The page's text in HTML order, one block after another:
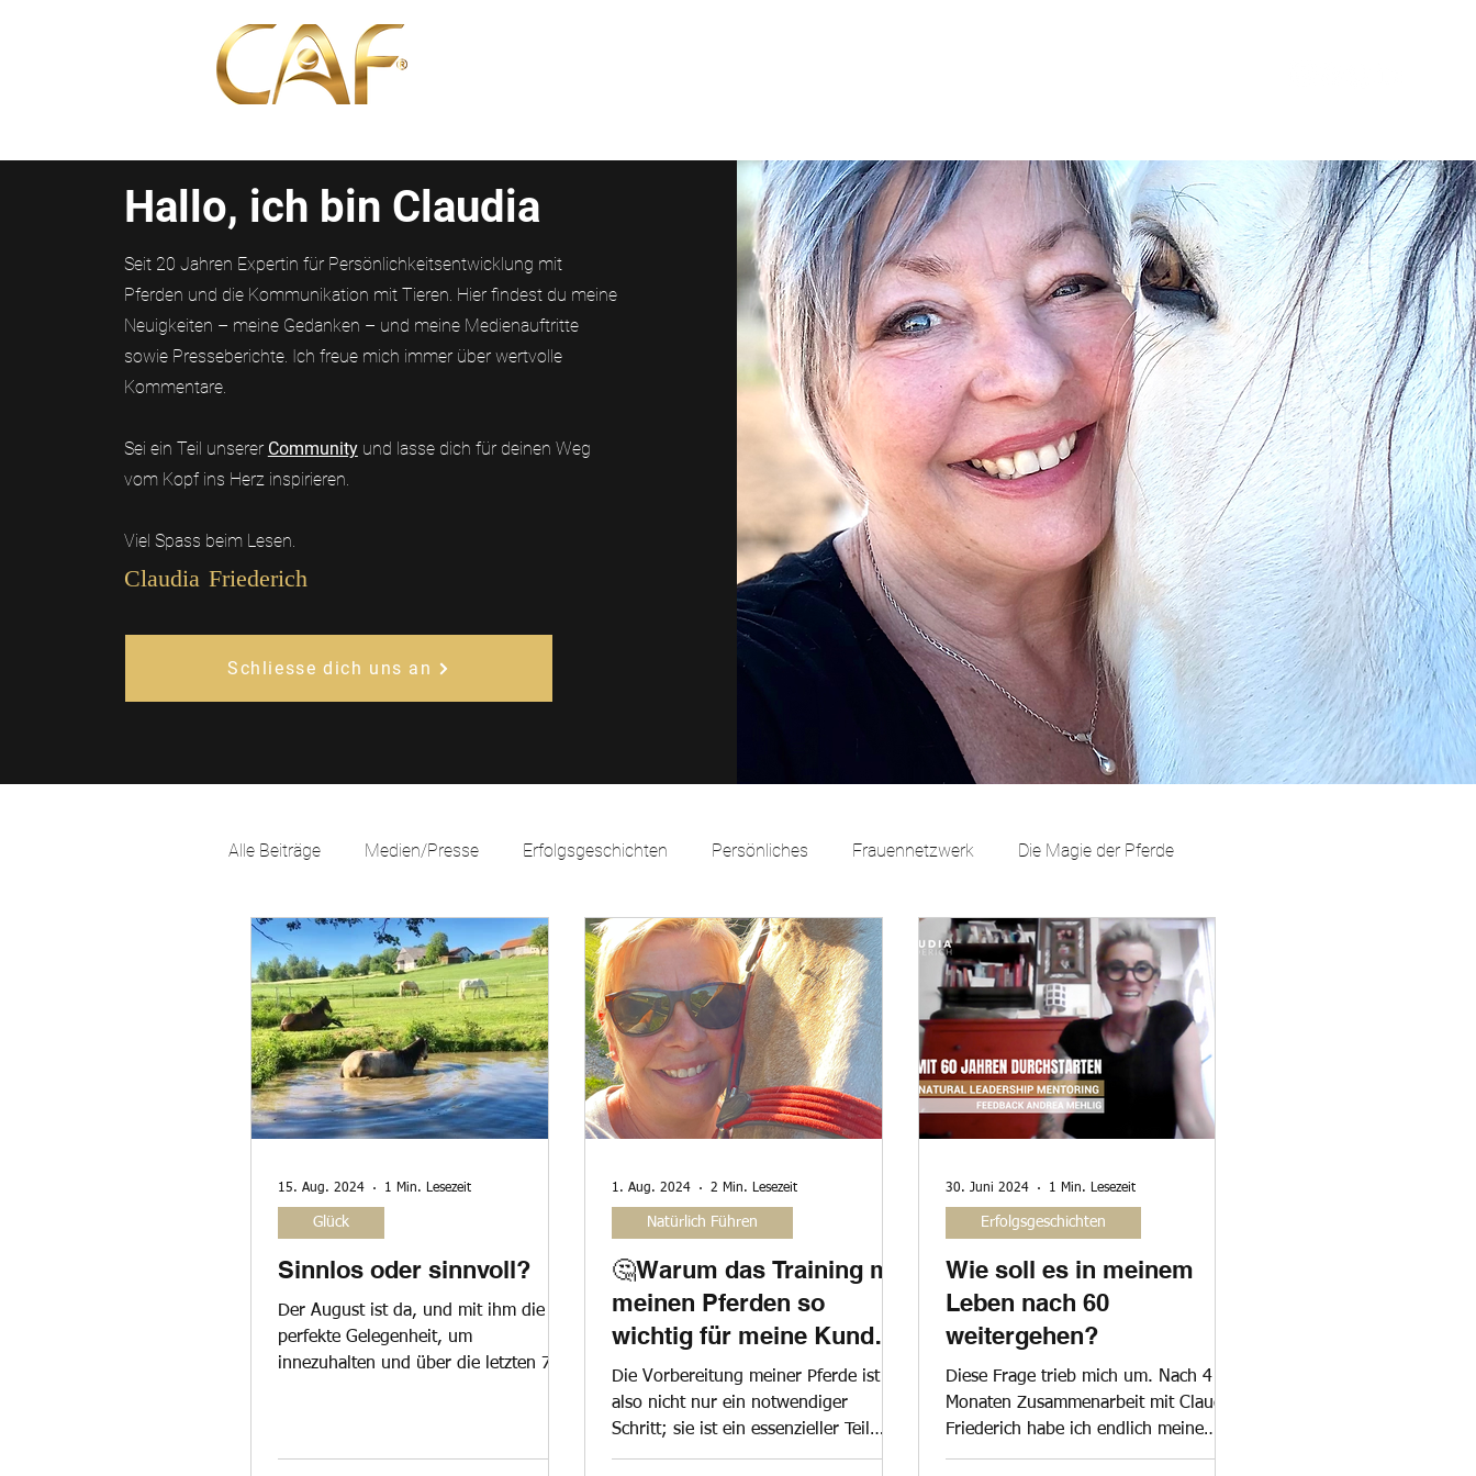
Hallo, ich bin Claudia
Seit 20 Jahren Expertin für Persönlichkeitsentwicklung mit
Pferden und die Kommunikation mit Tieren. Hier findest du meine
Neuigkeiten – meine Gedanken – und meine Medienauftritte
sowie Presseberichte. Ich freue mich immer über wertvolle
Kommentare.
Sei ein Teil unserer Community und lasse dich für deinen Weg
vom Kopf ins Herz inspirieren.
Viel Spass beim Lesen.
Claudia Friederich
Schliesse dich uns an
Alle Beiträge Medien/Presse Erfolgsgeschichten Persönliches Frauennetzwerk Die Magie der Pferde
Natural Leadership Glück Coaching mit Pferden Natürlich Führen Kommunikation mit Tieren
Auszeit Aktion
Sinnlos oder sinnvoll?
Der August ist da, und mit ihm die
perfekte Gelegenheit, um
innezuhalten und über die letzten 7
Glück
15. Aug. 2024 1 Min. Lesezeit
🤔Warum das Training mit
meinen Pferden so
wichtig für meine Kunden
ist.
Die Vorbereitung meiner Pferde ist
also nicht nur ein notwendiger
Schritt; sie ist ein essenzieller Teil
unserer gemeinsamen Reise.
Natürlich Führen
1. Aug. 2024 2 Min. Lesezeit
Wie soll es in meinem
Leben nach 60
weitergehen?
Diese Frage trieb mich um. Nach 4
Monaten Zusammenarbeit mit Claudia
Friederich habe ich endlich meine
Klarheit gefunden und meine Vision...
Erfolgsgeschichten
30. Juni 2024 1 Min. Lesezeit